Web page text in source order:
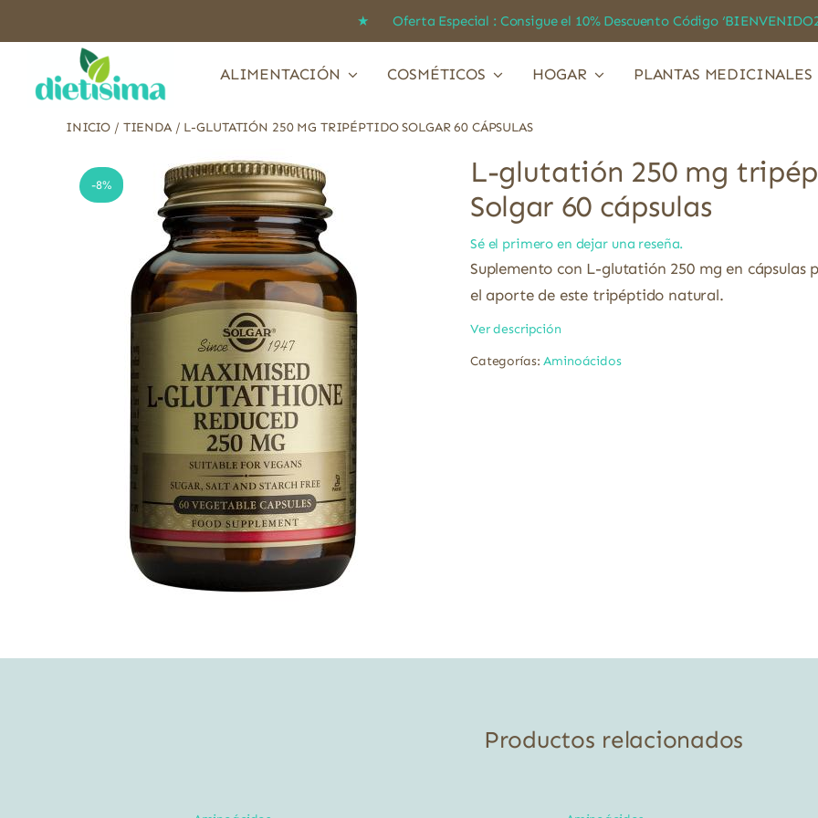
★ Oferta Especial : Consigue el 10% Descuento Código
ALIMENTACIÓN COSMÉTICOS HOGAR PLANTAS MEDICINALES
INICIO / TIENDA/ L-GLUTATIÓN 250 MG TRIPÉPTIDO SOLGAR 60 CÁPSULAS
-8%
L-glutatión 250 mg
Solgar 60 cápsulas
Sé el primero en dejar una reseña.
Suplemento con L-glutatión 250 mg en cápsulas
el aporte de este tripéptido natural.
Ver descripción
Categorías:Aminoácidos
Productos relacionados